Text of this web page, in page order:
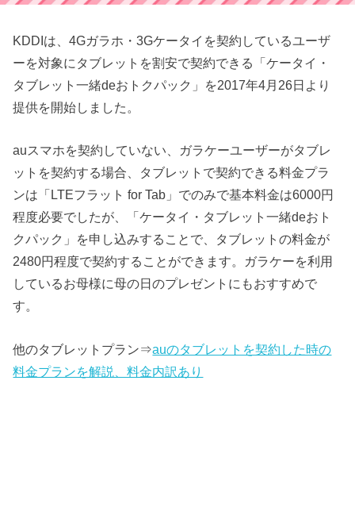
KDDIは、4Gガラホ・3Gケータイを契約しているユーザ
ーを対象にタブレットを割安で契約できる「ケータイ・
タブレット一緒deおトクパック」を2017年4月26日より
提供を開始しました。
auスマホを契約していない、ガラケーユーザーがタブレ
ットを契約する場合、タブレットで契約できる料金プラ
ンは「LTEフラット for Tab」でのみで基本料金は6000円
程度必要でしたが、「ケータイ・タブレット一緒deおト
クパック」を申し込みすることで、タブレットの料金が
2480円程度で契約することができます。ガラケーを利用
しているお母様に母の日のプレゼントにもおすすめで
す。
他のタブレットプラン⇒auのタブレットを契約した時の
料金プランを解説、料金内訳あり